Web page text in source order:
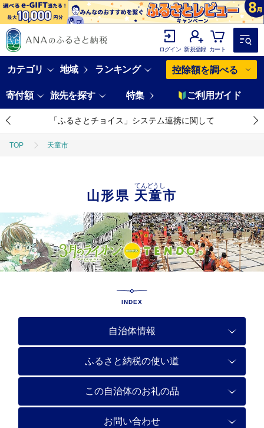
ログイン 新規登録 カート
カテゴリ 地域 ランキング 控除額を調べる
寄付額 旅先を探す 特集 ご利用ガイド
「ふるさとチョイス」システム連携に関して
TOP 天童市
山形県 天童市
てんどうし
INDEX
自治体情報
ふるさと納税の使い道
この自治体のお礼の品
お問い合わせ